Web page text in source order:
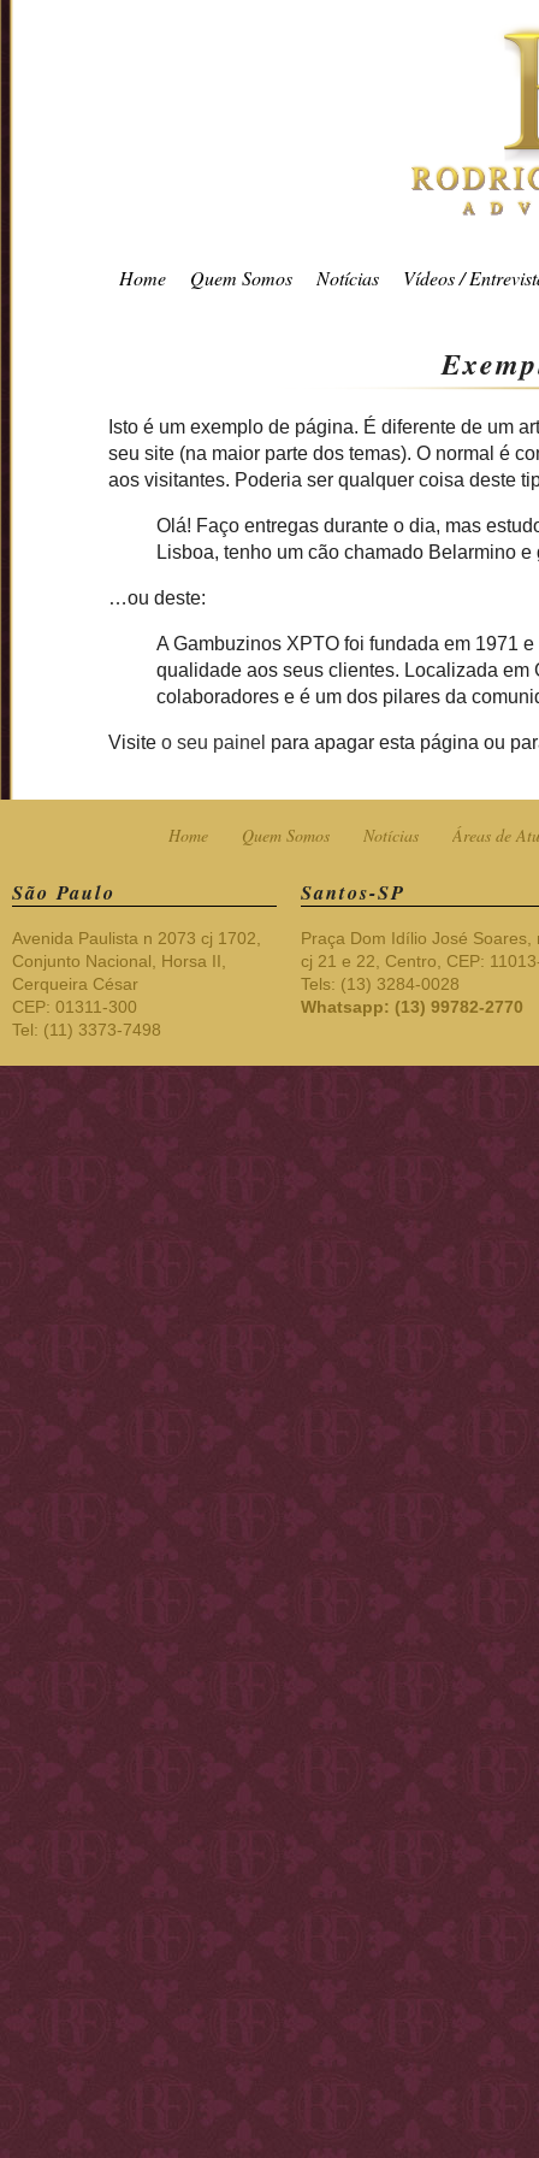
Home Quem Somos Notícias Vídeos /
Isto é um exemplo de página. É diferente de um
seu site (na maior parte dos temas). O normal é
aos visitantes. Poderia ser qualquer coisa deste
Olá! Faço entregas durante o dia, mas
Lisboa, tenho um cão chamado Belarmino
…ou deste:
A Gambuzinos XPTO foi fundada em 1971
qualidade aos seus clientes. Localizada em
colaboradores e é um dos pilares da
Visite o seu painel para apagar esta página ou
Home Quem Somos Notícias Áreas de
São Paulo
Avenida Paulista n 2073 cj 1702,
Conjunto Nacional, Horsa II,
Cerqueira César
CEP: 01311-300
Tel: (11) 3373-7498
Santos-SP
Praça Dom Idílio José Soares,
cj 21 e 22, Centro, CEP:
Tels: (13) 3284-0028
Whatsapp: (13) 99782-2770